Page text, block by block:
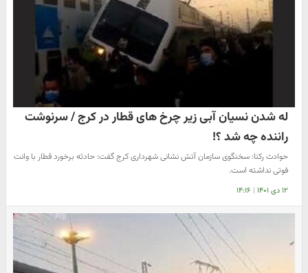
له شدن نسیان آبی زیر چرخ های قطار در کرج / سرنوشت
راننده چه شد ؟!
حوادث رکنا: سخنگوی سازمان آتش نشانی شهرداری کرج گفت: حادثه برخورد قطار با وانت
فوتی نداشته است.
۱۲ دی ۱۴۰۱ | ۱۴:۱۶